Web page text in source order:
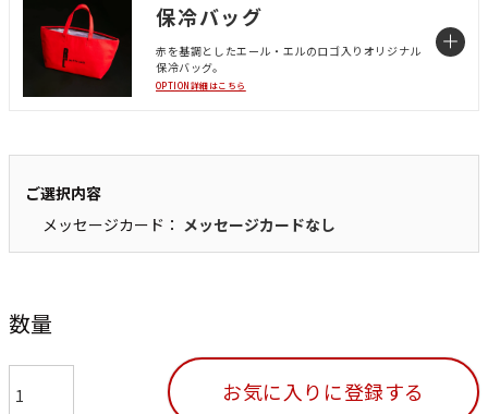
保冷バッグ
赤を基調としたエール・エルのロゴ入りオリジナル
保冷バッグ。
OPTION詳細はこちら
ご選択内容
メッセージカード： メッセージカードなし
数量
お気に入りに登録する